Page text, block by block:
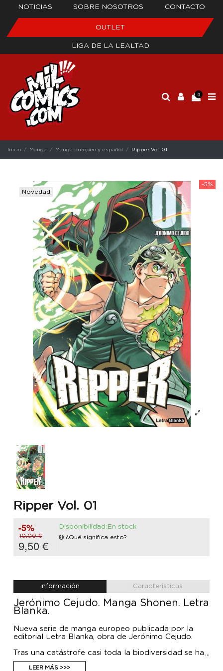
NOTICIAS SOBRE NOSOTROS CONTACTO
OUTLET
LIGA DE LA LEALTAD
0
Inicio Manga Manga europeo y español Ripper Vol. 01
-5%
Novedad
Ripper Vol. 01
-5%
10,00 €
9,50 €
Disponibilidad:En stock
¿Qué significa esto?
Información Características
Jerónimo Cejudo. Manga Shonen. Letra
Blanka.
Nueva serie de manga europeo publicada por la
editorial Letra Blanka, obra de Jerónimo Cejudo.
Tras una catástrofe casi toda la biodiversidad se ha
extinguido y el mundo ha quedado devastado.
Además, una amenaza surgida de las entrañas de la
LEER MÁS >>>